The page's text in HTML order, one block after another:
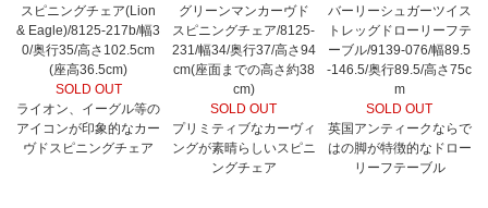
スピニングチェア(Lion
& Eagle)/8125-217b/幅3
0/奥行35/高さ102.5cm
(座高36.5cm)
SOLD OUT
ライオン、イーグル等の
アイコンが印象的なカー
ヴドスピニングチェア
グリーンマンカーヴド
スピニングチェア/8125-
231/幅34/奥行37/高さ94
cm(座面までの高さ約38
cm)
SOLD OUT
プリミティブなカーヴィ
ングが素晴らしいスピニ
ングチェア
バーリーシュガーツイス
トレッグドローリーフテ
ーブル/9139-076/幅89.5
-146.5/奥行89.5/高さ75c
m
SOLD OUT
英国アンティークならで
はの脚が特徴的なドロー
リーフテーブル